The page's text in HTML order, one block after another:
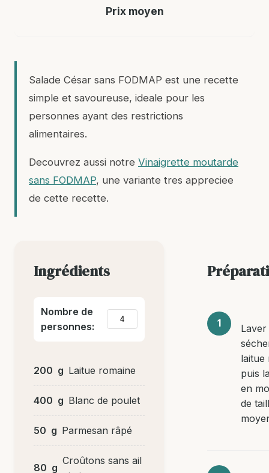
Prix moyen
Salade César sans FODMAP est une recette
simple et savoureuse, ideale pour les
personnes ayant des restrictions
alimentaires.
Decouvrez aussi notre Vinaigrette moutarde
sans FODMAP, une variante tres appreciee
de cette recette.
Ingrédients
Nombre de
personnes:
200 g Laitue romaine
400 g Blanc de poulet
50 g Parmesan râpé
80 g
Croûtons sans ail
Laver
laitue
puis
en
de